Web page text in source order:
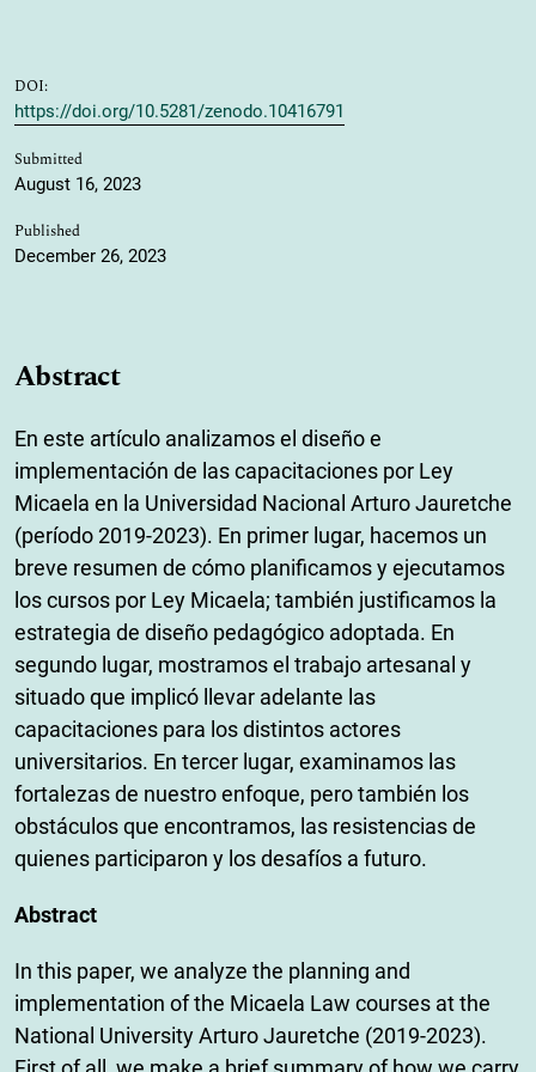
DOI:
https://doi.org/10.5281/zenodo.10416791
Submitted
August 16, 2023
Published
December 26, 2023
Abstract
En este artículo analizamos el diseño e
implementación de las capacitaciones por Ley
Micaela en la Universidad Nacional Arturo Jauretche
(período 2019-2023). En primer lugar, hacemos un
breve resumen de cómo planificamos y ejecutamos
los cursos por Ley Micaela; también justificamos la
estrategia de diseño pedagógico adoptada. En
segundo lugar, mostramos el trabajo artesanal y
situado que implicó llevar adelante las
capacitaciones para los distintos actores
universitarios. En tercer lugar, examinamos las
fortalezas de nuestro enfoque, pero también los
obstáculos que encontramos, las resistencias de
quienes participaron y los desafíos a futuro.
Abstract
In this paper, we analyze the planning and
implementation of the Micaela Law courses at the
National University Arturo Jauretche (2019-2023).